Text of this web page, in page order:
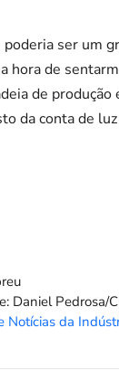
poderia ser um
hora de
de
da conta de
Daniel Pedrosa/
Notícias da